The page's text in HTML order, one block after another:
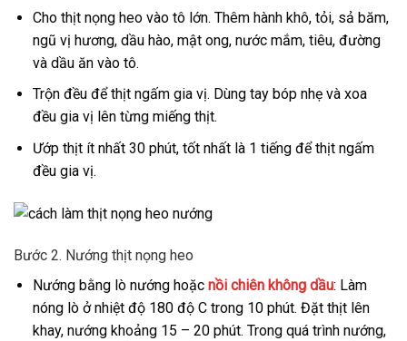
Cho thịt nọng heo vào tô lớn. Thêm hành khô, tỏi, sả băm,
ngũ vị hương, dầu hào, mật ong, nước mắm, tiêu, đường
và dầu ăn vào tô.
Trộn đều để thịt ngấm gia vị. Dùng tay bóp nhẹ và xoa
đều gia vị lên từng miếng thịt.
Ướp thịt ít nhất 30 phút, tốt nhất là 1 tiếng để thịt ngấm
đều gia vị.
Bước 2. Nướng thịt nọng heo
Nướng bằng lò nướng hoặc nồi chiên không dầu: Làm
nóng lò ở nhiệt độ 180 độ C trong 10 phút. Đặt thịt lên
khay, nướng khoảng 15 – 20 phút. Trong quá trình nướng,